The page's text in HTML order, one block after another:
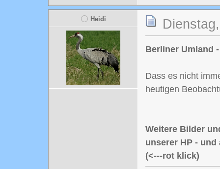
Heidi
Berliner Umland -
Dass es nicht
heutigen
Weitere Bilder
unserer HP -
(<---rot klick)